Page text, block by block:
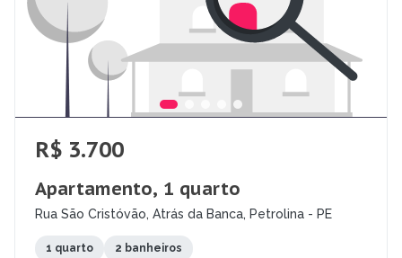
R$ 3.700
Apartamento, 1 quarto
Rua São Cristóvão, Atrás da Banca, Petrolina - PE
1 quarto 2 banheiros